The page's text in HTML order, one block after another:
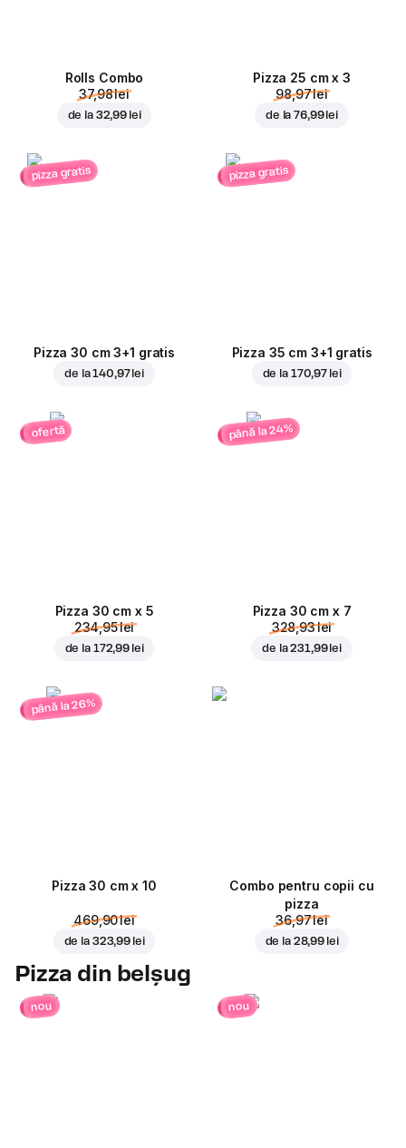
Rolls Combo
37,98 lei
de la 32,99 lei
Pizza 25 cm x 3
98,97 lei
de la76,99 lei
pizza gratis
Pizza 30 cm 3+1 gratis
de la140,97 lei
pizza gratis
Pizza 35 cm 3+1 gratis
de la 170,97 lei
ofertă
Pizza 30 cm x 5
234,95 lei
de la 172,99 lei
până la 24%
Pizza 30 cm x 7
328,93 lei
de la231,99 lei
până la 26%
Pizza 30 cm x 10
469,90 lei
de la 323,99 lei
Combo pentru copii cu
pizza
36,97 lei
de la 28,99 lei
Pizza din belșug
nou nou